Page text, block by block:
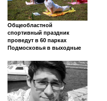
Общеобластной
спортивный праздник
проведут в 60 парках
Подмосковья в выходные